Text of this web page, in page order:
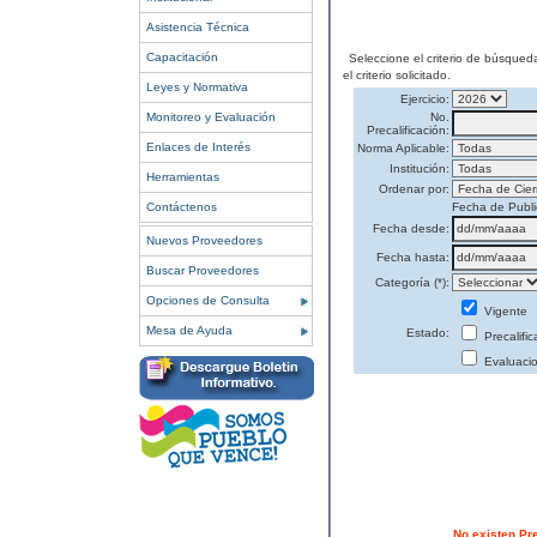
Asistencia Técnica
Capacitación
Leyes y Normativa
Monitoreo y Evaluación
Enlaces de Interés
Herramientas
Contáctenos
Nuevos Proveedores
Buscar Proveedores
Opciones de Consulta
Mesa de Ayuda
Seleccione el criterio de
el criterio solicitado.
Ejercicio:
No.
Precalificación:
Norma Aplicable:
Institución:
Ordenar por:
Fecha de
Fecha desde:
Fecha hasta:
Categoría (*):
Estado:
Vigente
No existen